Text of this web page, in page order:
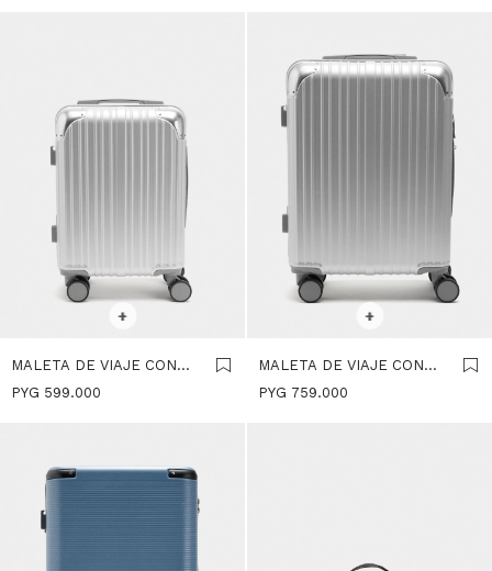
SELECCIONAR TALLE
+
MALETA DE VIAJE CON
TEXTURA S - PLATEADO
PYG 599.000
SELECCIONAR TALLE
+
MALETA DE VIAJE CON
TEXTURA M - PLATEADO
PYG 759.000